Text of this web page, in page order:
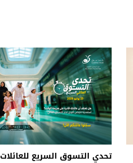
تحدي التسوق السريع للعائلات